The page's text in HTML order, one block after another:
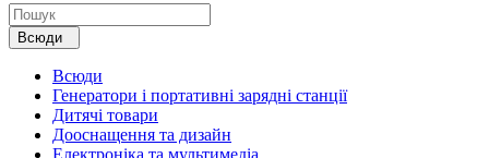
Всюди
Всюди
Генератори і портативні зарядні станції
Дитячі товари
Дооснащення та дизайн
Електроніка та мультимедіа